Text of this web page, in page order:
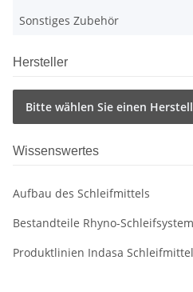
Sonstiges Zubehör
Hersteller
Bitte wählen Sie einen
Wissenswertes
Aufbau des Schleifmittels
Bestandteile Rhyno-
Produktlinien Indasa Schleifmittel